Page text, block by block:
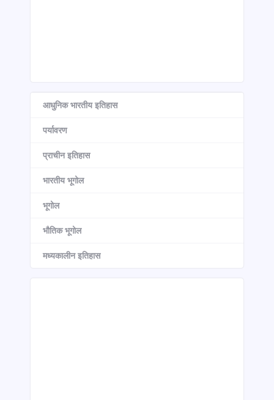
आधुनिक भारतीय इतिहास
पर्यावरण
प्राचीन इतिहास
भारतीय भूगोल
भूगोल
भौतिक भूगोल
मध्यकालीन इतिहास